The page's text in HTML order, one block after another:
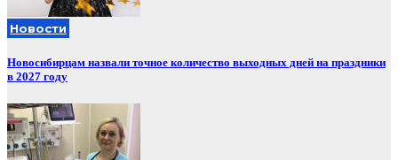
Новости
Новосибирцам назвали точное количество выходных дней на праздники
в 2027 году